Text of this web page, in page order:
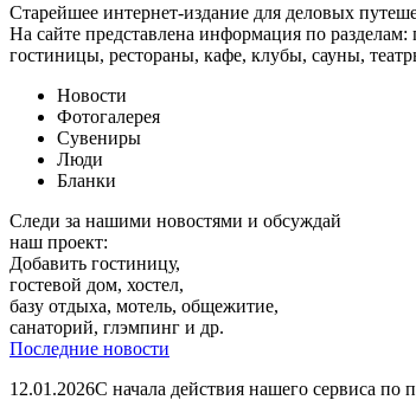
Старейшее интернет-издание для деловых
На сайте представлена информация по
гостиницы, рестораны, кафе, клубы, сауны,
Новости
Фотогалерея
Сувениры
Люди
Бланки
Следи за нашими новостями и обсуждай
наш проект:
Добавить гостиницу,
гостевой дом, хостел,
базу отдыха, мотель, общежитие,
санаторий, глэмпинг и др.
Последние новости
12.01.2026С начала действия нашего сервиса